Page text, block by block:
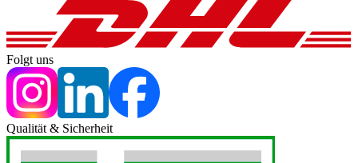
Folgt uns
Qualität & Sicherheit